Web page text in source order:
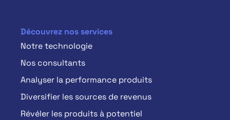
Découvrez nos services
Notre technologie
Nos consultants
Analyser la performance produits
Diversifier les sources de revenus
Révéler les produits à potentiel